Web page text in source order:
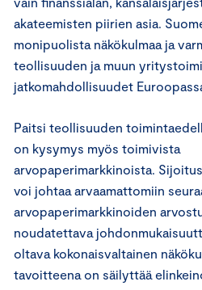
akateemisten piirien asia.
monipuolista näkökulmaa ja
teollisuuden ja muun
jatkomahdollisuudet
Paitsi teollisuuden
on kysymys myös toimivista
arvopaperimarkkinoista.
voi johtaa arvaamattomiin
arvopaperimarkkinoiden
noudatettava
oltava kokonaisvaltainen
tavoitteena on säilyttää